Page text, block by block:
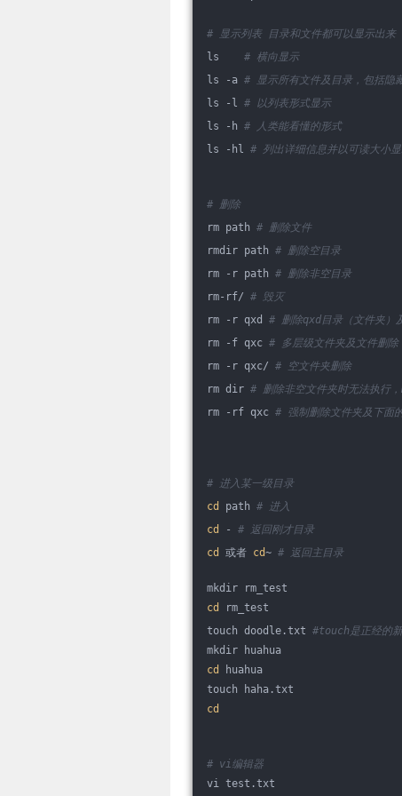
# 显示列表 目录和文件都可以显示出来
ls # 横向显示
ls -a # 显示所有文件及目录，包括隐
ls -l # 以列表形式显示
ls -h # 人类能看懂的形式
ls -hl # 列出详细信息并以可读大小
# 删除
rm path # 删除文件
rmdir path # 删除空目录
rm -r path # 删除非空目录
rm-rf/ # 毁灭
rm -r qxd # 删除qxd目录（文件夹）
rm -f qxc # 多层级文件夹及文件删除
rm -r qxc/ # 空文件夹删除
rm dir # 删除非空文件夹时无法执行
rm -rf qxc # 强制删除文件夹及下面
# 进入某一级目录
cd
path # 进入
cd
- # 返回刚才目录
cd
或者 cd~ # 返回主目录
mkdir rm_test
cd
rm_test
touch doodle.txt #touch是正经的
mkdir huahua
cd
huahua
touch haha.txt
cd
# vi编辑器
vi test.txt